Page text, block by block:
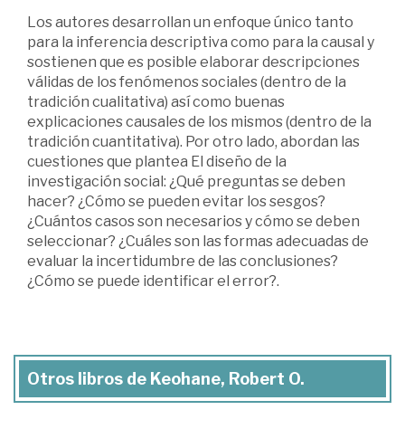
Los autores desarrollan un enfoque único tanto
para la inferencia descriptiva como para la causal y
sostienen que es posible elaborar descripciones
válidas de los fenómenos sociales (dentro de la
tradición cualitativa) así como buenas
explicaciones causales de los mismos (dentro de la
tradición cuantitativa). Por otro lado, abordan las
cuestiones que plantea El diseño de la
investigación social: ¿Qué preguntas se deben
hacer? ¿Cómo se pueden evitar los sesgos?
¿Cuántos casos son necesarios y cómo se deben
seleccionar? ¿Cuáles son las formas adecuadas de
evaluar la incertidumbre de las conclusiones?
¿Cómo se puede identificar el error?.
Otros libros de Keohane, Robert O.